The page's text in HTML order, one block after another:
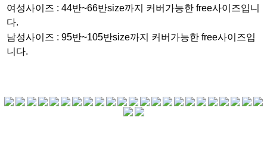
여성사이즈 : 44반~66반size까지 커버가능한 free사이즈입니
다.
남성사이즈 : 95반~105반size까지 커버가능한 free사이즈입
니다.